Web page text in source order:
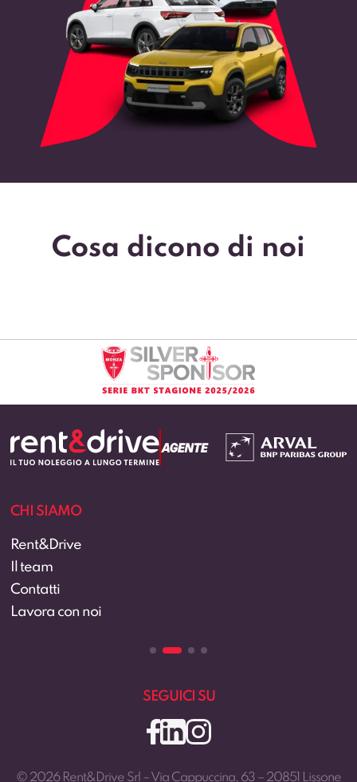
Cosa dicono di noi
CHI SIAMO
Rent&Drive
Il team
Contatti
Lavora con noi
SEGUICI SU
© 2026 Rent&Drive Srl – Via Cappuccina, 63 – 20851 Lissone